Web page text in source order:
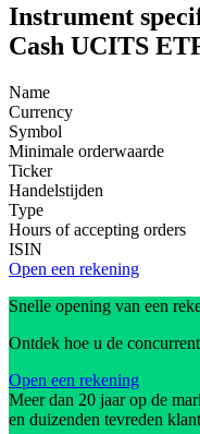
Instrument
Cash UCITS
Name
Currency
Symbol
Minimale orderwaarde
Ticker
Handelstijden
Type
Hours of accepting orders
ISIN
Open een rekening
Snelle opening van een
Ontdek hoe u de
Open een rekening
Meer dan 20 jaar op de
en duizenden tevreden